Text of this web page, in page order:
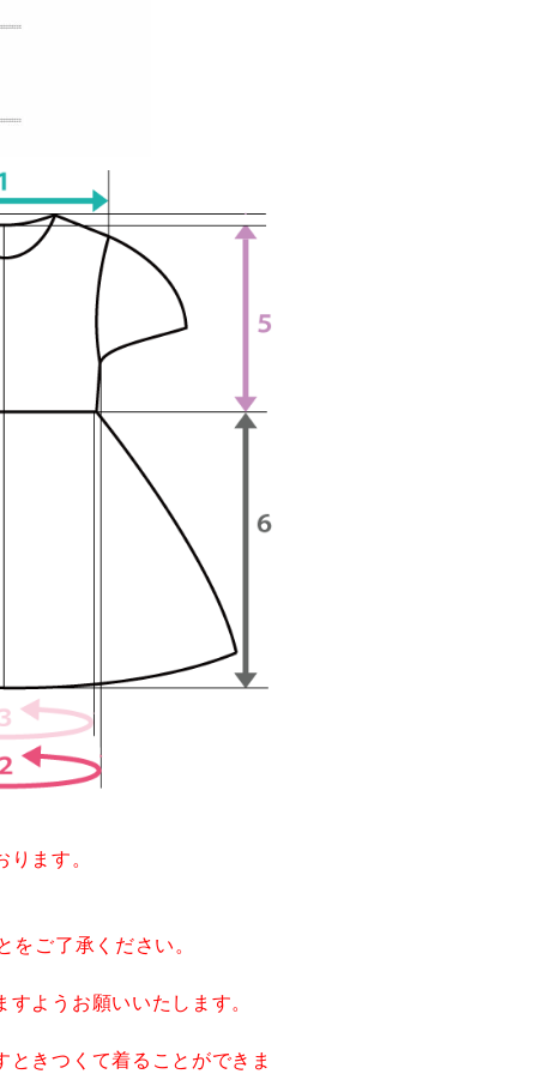
ます。
ご了承ください。
ようお願いいたします。
きつくて着ることができま